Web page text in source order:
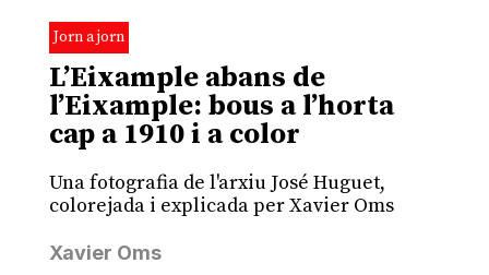
Jorn a jorn
L’Eixample abans de
l’Eixample: bous a l’horta
cap a 1910 i a color
Una fotografia de l'arxiu José Huguet,
colorejada i explicada per Xavier Oms
Xavier Oms